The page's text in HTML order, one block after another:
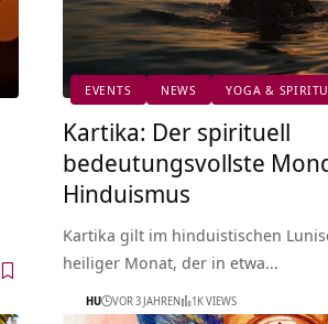
EVENTS NEWS YOGA &
Kartika: Der spirituell
bedeutungsvollste
Hinduismus
Kartika gilt im hinduistischen
heiliger Monat, der in etwa…
HU VOR 3 JAHREN 1K VIEWS